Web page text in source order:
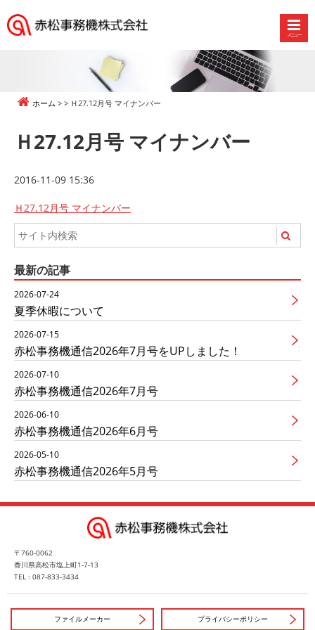
メニュー
ホーム Ｈ27.12月号 マイナンバー
Ｈ27.12月号 マイナンバー
2016-11-09 15:36
Ｈ27.12月号 マイナンバー
最新の記事
2026-07-24
夏季休暇について
2026-07-15
赤松事務機通信2026年7月号をUPしました！
2026-07-10
赤松事務機通信2026年7月号
2026-06-10
赤松事務機通信2026年6月号
2026-05-10
赤松事務機通信2026年5月号
〒760-0062
香川県高松市塩上町1-7-13
TEL : 087-833-3434
ファイルメーカー プライバシーポリシー